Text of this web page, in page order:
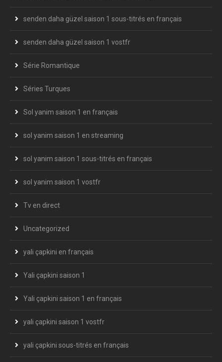
senden daha güzel saison 1 sous-titrés en français
senden daha güzel saison 1 vostfr
Série Romantique
Séries Turques
Sol yanim saison 1 en français
sol yanim saison 1 en streaming
sol yanim saison 1 sous-titrés en français
sol yanim saison 1 vostfr
Tv en direct
Uncategorized
yali çapkini en français
Yali çapkini saison 1
Yali çapkini saison 1 en français
yali çapkini saison 1 vostfr
yali çapkini sous-titrés en français